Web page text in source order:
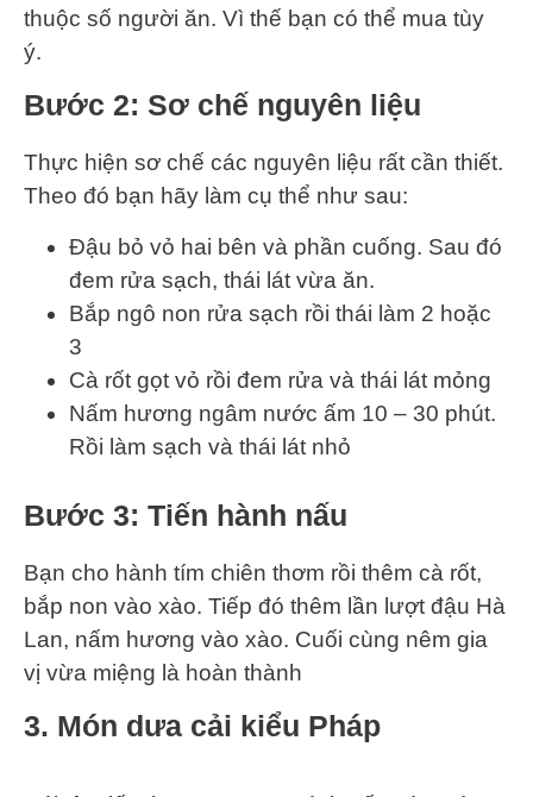
thuộc số người ăn. Vì thế bạn có thể mua tùy
ý.
Bước 2: Sơ chế nguyên liệu
Thực hiện sơ chế các nguyên liệu rất cần thiết.
Theo đó bạn hãy làm cụ thể như sau:
Đậu bỏ vỏ hai bên và phần cuống. Sau đó
đem rửa sạch, thái lát vừa ăn.
Bắp ngô non rửa sạch rồi thái làm 2 hoặc
3
Cà rốt gọt vỏ rồi đem rửa và thái lát mỏng
Nấm hương ngâm nước ấm 10 – 30 phút.
Rồi làm sạch và thái lát nhỏ
Bước 3: Tiến hành nấu
Bạn cho hành tím chiên thơm rồi thêm cà rốt,
bắp non vào xào. Tiếp đó thêm lần lượt đậu Hà
Lan, nấm hương vào xào. Cuối cùng nêm gia
vị vừa miệng là hoàn thành
3. Món dưa cải kiểu Pháp